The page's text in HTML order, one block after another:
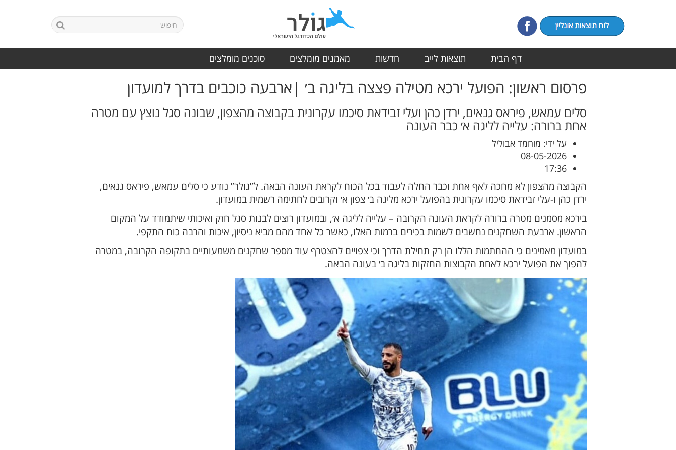
דף הבית תוצאות לייב חדשות מאמנים מומלצים סוכנים מומלצים
פרסום ראשון: הפועל ירכא מטילה פצצה בליגה ב׳ |ארבעה כוכבים בדרך למועדון
סלים עמאש, פיראס גנאים, ירדן כהן ועלי זבידאת סיכמו עקרונית בקבוצה מהצפון, שבונה סגל נוצץ עם מטרה
אחת ברורה: עלייה לליגה א׳ כבר העונה
על ידי: מוחמד אבוליל
08-05-2026
17:36
הקבוצה מהצפון לא מחכה לאף אחת וכבר החלה לעבוד בכל הכוח לקראת העונה הבאה. ל”גולר” נודע כי סלים עמאש, פיראס גנאים,
ירדן כהן ו-עלי זבידאת סיכמו עקרונית בהפועל ירכא מליגה ב׳ צפון א׳ וקרובים לחתימה רשמית במועדון.
בירכא מסמנים מטרה ברורה לקראת העונה הקרובה – עלייה לליגה א׳, ובמועדון רוצים לבנות סגל חזק ואיכותי שיתמודד על המקום
הראשון. ארבעת השחקנים נחשבים לשמות בכירים ברמות האלו, כאשר כל אחד מהם מביא ניסיון, איכות והרבה כוח התקפי.
במועדון מאמינים כי ההחתמות הללו הן רק תחילת הדרך וכי צפויים להצטרף עוד מספר שחקנים משמעותיים בתקופה הקרובה, במטרה
להפוך את הפועל ירכא לאחת הקבוצות החזקות בליגה ב׳ בעונה הבאה.